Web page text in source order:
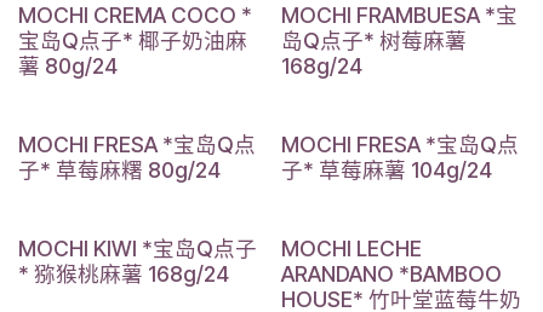
MOCHI CREMA COCO *
宝岛Q点子* 椰子奶油麻
薯 80g/24
MOCHI FRAMBUESA *宝
岛Q点子* 树莓麻薯
168g/24
MOCHI FRESA *宝岛Q点
子* 草莓麻糬 80g/24
MOCHI FRESA *宝岛Q点
子* 草莓麻薯 104g/24
MOCHI KIWI *宝岛Q点子
* 猕猴桃麻薯 168g/24
MOCHI LECHE
ARANDANO *BAMBOO
HOUSE* 竹叶堂蓝莓牛奶